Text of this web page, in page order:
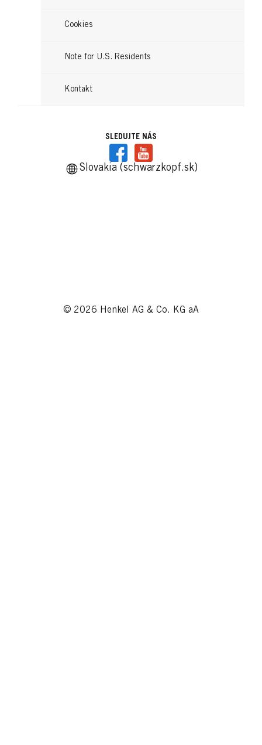
GLISS
Total Repair Regeneračný Šampón
Cookies
Note for U.S. Residents
Kontakt
SLEDUJTE NÁS
Slovakia (schwarzkopf.sk)
© 2026 Henkel AG & Co. KG aA